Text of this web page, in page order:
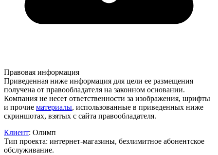
Правовая информация
Приведенная ниже информация для цели ее размещения
получена от правообладателя на законном основании.
Компания не несет ответственности за изображения, шрифты
и прочие материалы, использованные в приведенных ниже
скриншотах, взятых с сайта правообладателя.
Клиент: Олимп
Тип проекта: интернет-магазины, безлимитное абонентское
обслуживание.